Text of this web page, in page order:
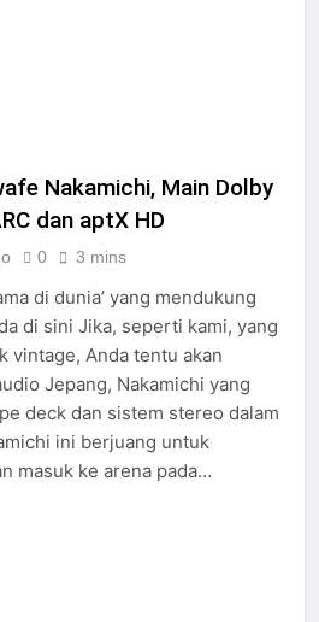
Nakamichi, Main Dolby
dan aptX HD
0 3 mins
di dunia’ yang mendukung
di sini Jika, seperti kami, yang
vintage, Anda tentu akan
Jepang, Nakamichi yang
deck dan sistem stereo dalam
ini berjuang untuk
masuk ke arena pada…